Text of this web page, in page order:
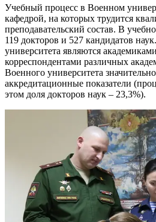
Учебный процесс в Военном
кафедрой, на которых трудится
преподавательский состав. В
119 докторов и 527 кандидатов
университета являются
корреспондентами различных
Военного университета
аккредитационные показатели
этом доля докторов наук – 23,3%).